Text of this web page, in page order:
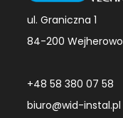
ul. Graniczna 1
84-200 Wejherowo
+48 58 380 07 58
biuro@wid-instal.pl